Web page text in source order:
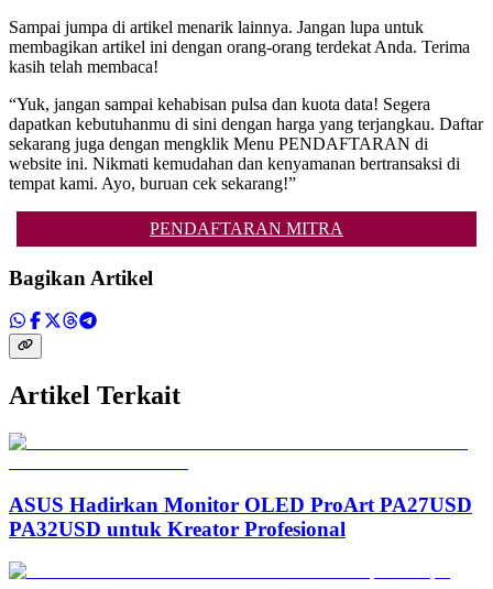
Sampai jumpa di artikel menarik lainnya. Jangan lupa untuk
membagikan artikel ini dengan orang-orang terdekat Anda. Terima
kasih telah membaca!
“Yuk, jangan sampai kehabisan pulsa dan kuota data! Segera
dapatkan kebutuhanmu di sini dengan harga yang terjangkau. Daftar
sekarang juga dengan mengklik Menu PENDAFTARAN di
website ini. Nikmati kemudahan dan kenyamanan bertransaksi di
tempat kami. Ayo, buruan cek sekarang!”
PENDAFTARAN MITRA
Bagikan Artikel
Artikel Terkait
ASUS Hadirkan Monitor OLED ProArt PA27USD
PA32USD untuk Kreator Profesional